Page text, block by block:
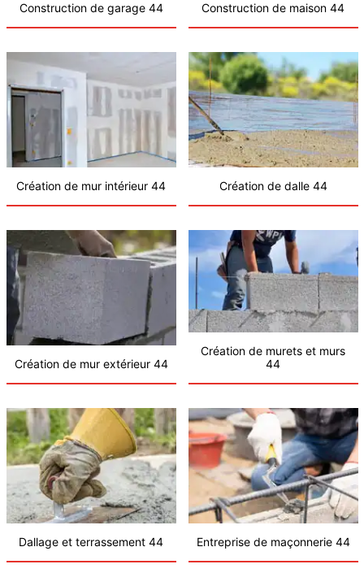
Construction de garage 44 Construction de maison 44
Création de mur intérieur 44 Création de dalle 44
Création de mur extérieur 44
Création de murets et murs
44
Dallage et terrassement 44 Entreprise de maçonnerie 44